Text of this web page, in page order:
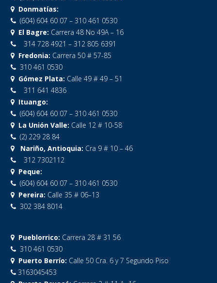
Donmatías:
(604) 604 60 07 – 310 461 0530
El Bagre: Carrera 48 No 49A – 16
314 728 4921 – 312 805 6391
Fredonia: Carrera 50 # 57-85
310 461 0530
Gómez Plata: Calle 49 # 49 – 51
311 641 4836
Ituango:
(604) 604 60 07 – 310 461 0530
La Unión Valle: Calle 12 # 10-58
(2) 229 28 84
Nariño, Antioquia: Cra 9 # 10 – 46
312 7302112
Peque:
(604) 604 60 07 – 310 461 0530
Pereira: Calle 35 # 06–13
302 384 8014
Pueblorrico: Carrera 28 # 31 56
310 461 0530
Puerto Berrío: Calle 50 Cra. 6 y 7 Segundo Piso
3163045453